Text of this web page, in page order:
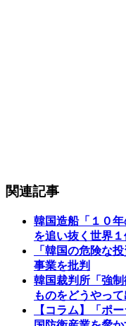
関連記事
韓国造船「１０
を追い抜く世界
「韓国の危険な
事業を批判
韓国裁判所「強
ものをどうやって
【コラム】「ポ